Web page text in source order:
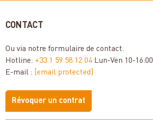
CONTACT
Ou via notreformulaire de contact.
Hotline: +33 1 59 58 12 04 Lun-Ven 10-16:00
E-mail : [email protected]
Révoquer un contrat